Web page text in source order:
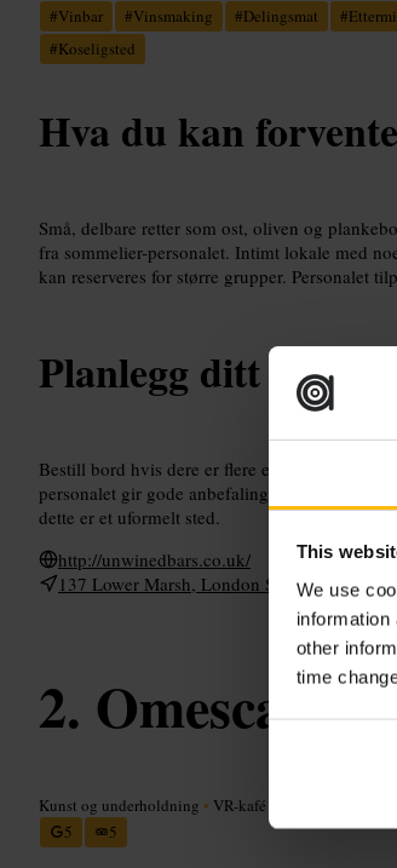
This
We use
other
time
#Vinbar #Vinsmaking #Delingsmat #
#Koseligsted
Hva du kan forvente
Små, delbare retter som ost, oliven og
fra sommelier-personalet. Intimt lokale med
kan reserveres for større grupper. Personalet
Planlegg ditt besøk
Bestill bord hvis dere er flere eller vil ha
personalet gir gode anbefalinger. Velg en
dette er et uformelt sted.
http://unwinedbars.co.uk/
137 Lower Marsh, London SE1 7AE, UK
Omescape
Kunst og underholdning • VR-kafé
5
5